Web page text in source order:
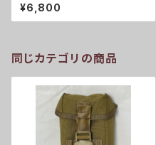
OUCH LBT-3385Z ラジオ ポ
ーチ(A0222)
¥6,800
同じカテゴリの商品